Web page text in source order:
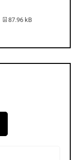
PDF-Datei:
87.96 kB